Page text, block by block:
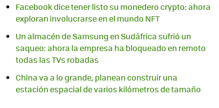
Facebook dice tener listo su monedero crypto: ahora
exploran involucrarse en el mundo NFT
Un almacén de Samsung en Sudáfrica sufrió un
saqueo: ahora la empresa ha bloqueado en remoto
todas las TVs robadas
China va a lo grande, planean construir una
estación espacial de varios kilómetros de tamaño